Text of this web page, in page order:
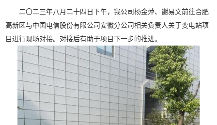
二〇二三年八月二十四日下午，我公司杨金萍、谢易文前往合肥
高新区与中国电信股份有限公司安徽分公司相关负责人关于变电站项
目进行现场对接。对接后有助于项目下一步的推进。